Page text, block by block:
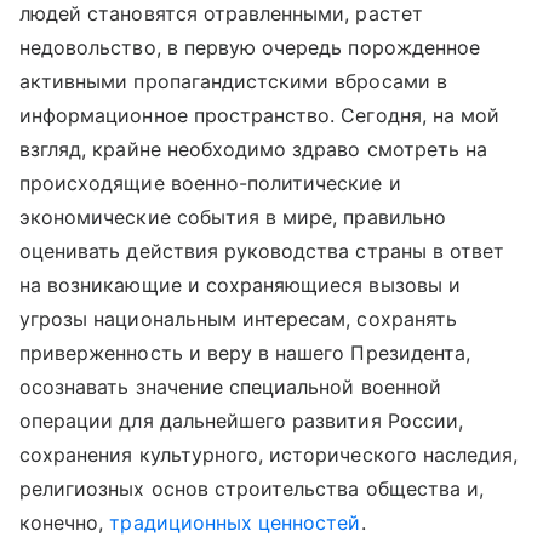
людей становятся отравленными, растет
недовольство, в первую очередь порожденное
активными пропагандистскими вбросами в
информационное пространство. Сегодня, на мой
взгляд, крайне необходимо здраво смотреть на
происходящие военно-политические и
экономические события в мире, правильно
оценивать действия руководства страны в ответ
на возникающие и сохраняющиеся вызовы и
угрозы национальным интересам, сохранять
приверженность и веру в нашего Президента,
осознавать значение специальной военной
операции для дальнейшего развития России,
сохранения культурного, исторического наследия,
религиозных основ строительства общества и,
конечно,традиционных ценностей.